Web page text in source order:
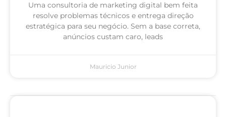
Uma consultoria de marketing digital bem feita
resolve problemas técnicos e entrega direção
estratégica para seu negócio. Sem a base correta,
anúncios custam caro, leads
Mauricio Junior